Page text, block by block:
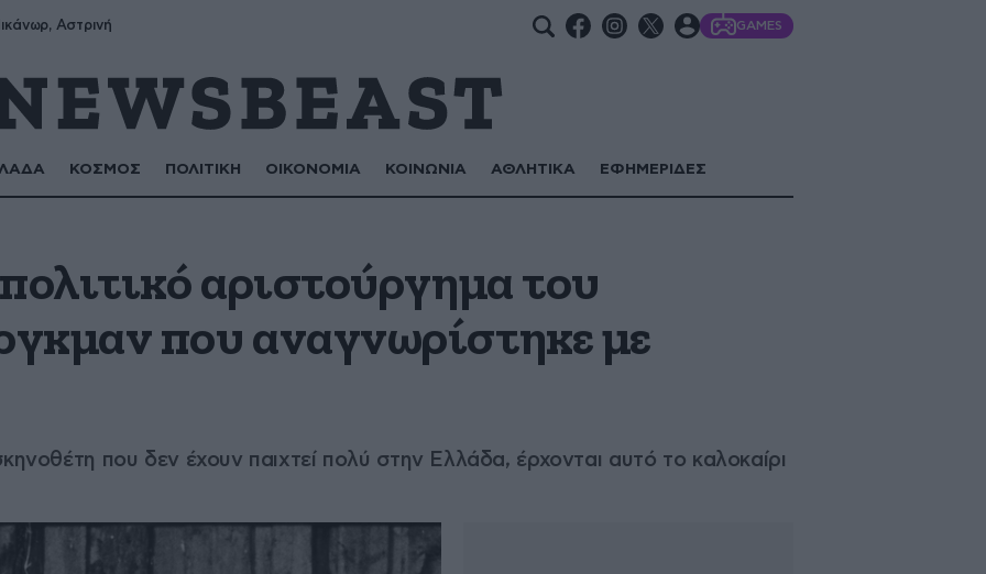
Αστρινή GAMES
ΚΟΣΜΟΣ ΠΟΛΙΤΙΚΗ ΟΙΚΟΝΟΜΙΑ ΚΟΙΝΩΝΙΑ ΑΘΛΗΤΙΚΑ ΕΦΗΜΕΡΙΔΕΣ
αριστούργημα του
που αναγνωρίστηκε με
που δεν έχουν παιχτεί πολύ στην Ελλάδα, έρχονται αυτό το καλοκαίρι